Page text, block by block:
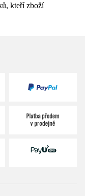
kteří zboží